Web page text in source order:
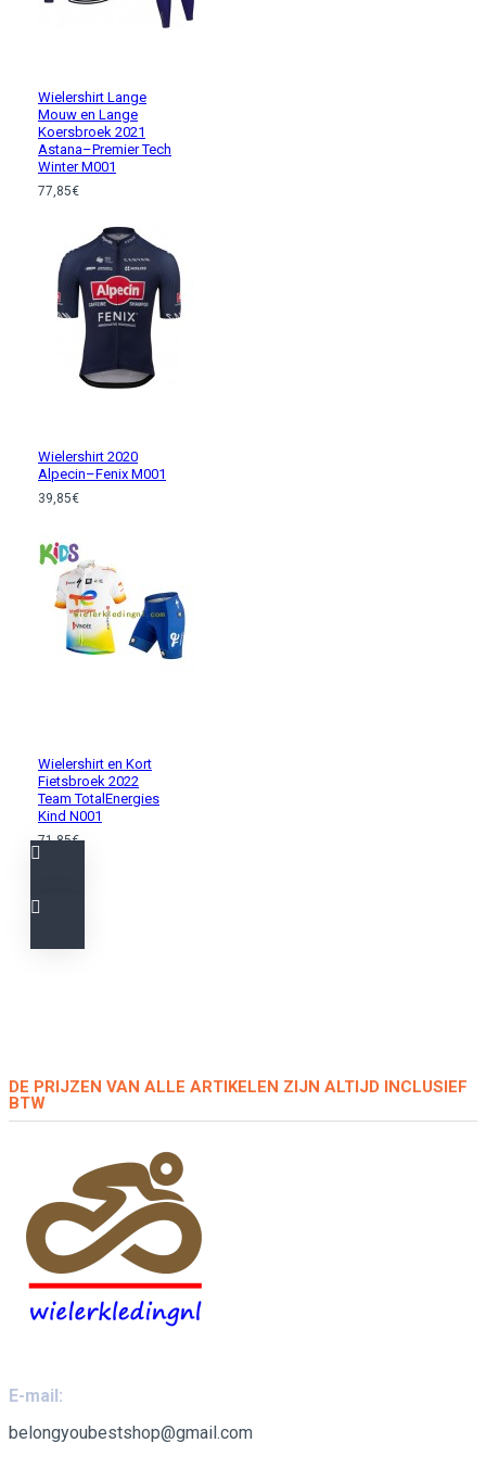
Wielershirt Lange
Mouw en Lange
Koersbroek 2021
Astana–Premier Tech
Winter M001
77,85€
Wielershirt 2020
Alpecin–Fenix M001
39,85€
Wielershirt en Kort
Fietsbroek 2022
Team TotalEnergies
Kind N001
71,85€
DE PRIJZEN VAN ALLE ARTIKELEN ZIJN ALTIJD INCLUSIEF
BTW
E-mail:
belongyoubestshop@gmail.com